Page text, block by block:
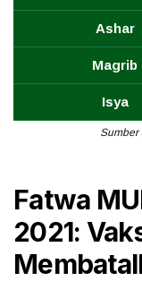
Ashar
Magrib
Isya
Sumber
Fatwa
2021: